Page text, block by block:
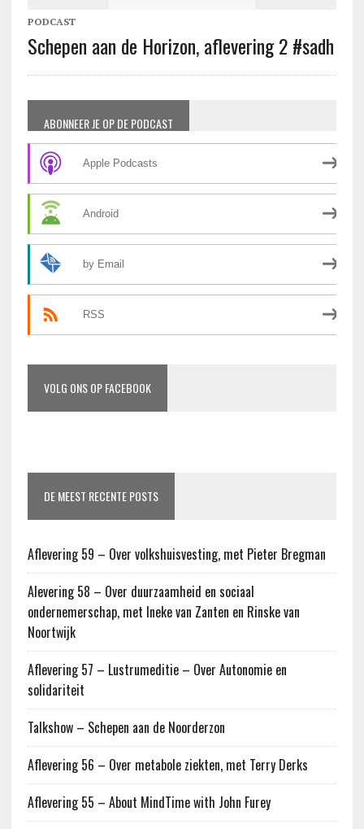
PODCAST
Schepen aan de Horizon, aflevering 2 #sadh
ABONNEER JE OP DE PODCAST
Apple Podcasts
Android
by Email
RSS
VOLG ONS OP FACEBOOK
DE MEEST RECENTE POSTS
Aflevering 59 – Over volkshuisvesting, met Pieter Bregman
Alevering 58 – Over duurzaamheid en sociaal
ondernemerschap, met Ineke van Zanten en Rinske van
Noortwijk
Aflevering 57 – Lustrumeditie – Over Autonomie en
solidariteit
Talkshow – Schepen aan de Noorderzon
Aflevering 56 – Over metabole ziekten, met Terry Derks
Aflevering 55 – About MindTime with John Furey